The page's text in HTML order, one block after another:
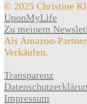
© 2025 Christine
UponMyLife
Zu meinem
Als Amazon-
Verkäufen.
Transparenz
Impressum